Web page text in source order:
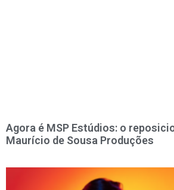
Agora é MSP Estúdios: o
Maurício de Sousa Produções